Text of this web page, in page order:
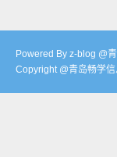
Powered By z-blog @
Copyright @青岛畅学